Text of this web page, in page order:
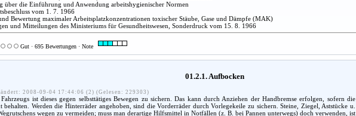
über die Einführung und Anwendung arbeitshygienischer Normen
vom 1. 7. 1966
Bewertung maximaler Arbeitsplatzkonzentrationen toxischer Stäube, Gase und Dämpfe (MAK)
und Mitteilungen des Ministeriums für Gesundheitswesen, Sonderdruck vom 15. 8. 1966
Gut · 695 Bewertungen · Note
01.2.1. Aufbocken
2008-09-04 17:44:06 (2) (Gelesen: 229303)
ist dieses gegen selbsttätiges Bewegen zu sichern. Das kann durch Anziehen der Handbremse erfolgen, sofern die
behalten. Werden die Hinterräder angehoben, sind die Vorderräder durch Vorlegekeile zu sichern. Steine, Ziegel, Aststücke u.
wegen zu vermeiden; muss man derartige Hilfsmittel in Notfällen (z. B. bei Pannen unterwegs) doch verwenden, ist